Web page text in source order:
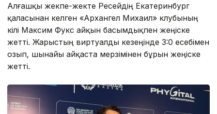
Алғашқы жекпе-жекте Ресейдің Екатеринбург
қаласынан келген «Архангел Михаил» клубының
өкілі Максим Фукс айқын басымдықпен жеңіске
жетті. Жарыстың виртуалды кезеңінде 3:0 есебімен
озып, шынайы айқаста мерзімінен бұрын жеңіске
жетті.